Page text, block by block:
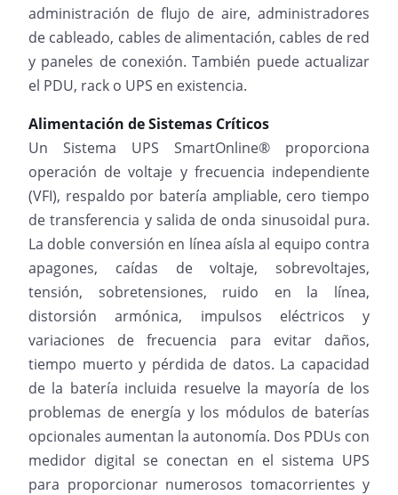
administración de flujo de aire, administradores
de cableado, cables de alimentación, cables de red
y paneles de conexión. También puede actualizar
el PDU, rack o UPS en existencia.
Alimentación de Sistemas Críticos
Un Sistema UPS SmartOnline® proporciona
operación de voltaje y frecuencia independiente
(VFI), respaldo por batería ampliable, cero tiempo
de transferencia y salida de onda sinusoidal pura.
La doble conversión en línea aísla al equipo contra
apagones, caídas de voltaje, sobrevoltajes,
tensión, sobretensiones, ruido en la línea,
distorsión armónica, impulsos eléctricos y
variaciones de frecuencia para evitar daños,
tiempo muerto y pérdida de datos. La capacidad
de la batería incluida resuelve la mayoría de los
problemas de energía y los módulos de baterías
opcionales aumentan la autonomía. Dos PDUs con
medidor digital se conectan en el sistema UPS
para proporcionar numerosos tomacorrientes y